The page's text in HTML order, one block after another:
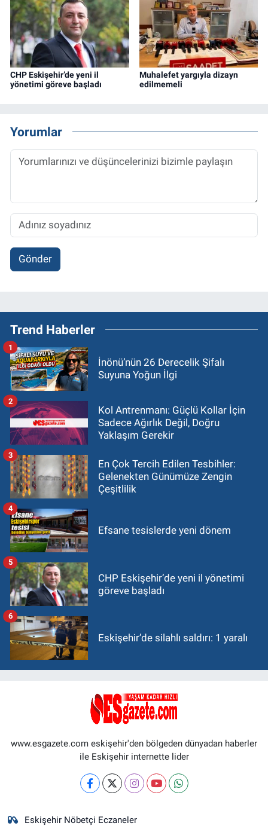
CHP Eskişehir’de yeni il
yönetimi göreve başladı
Muhalefet yargıyla dizayn
edilmemeli
Yorumlar
Gönder
Trend Haberler
İnönü’nün 26 Derecelik Şifalı
Suyuna Yoğun İlgi
1
Kol Antrenmanı: Güçlü Kollar İçin
Sadece Ağırlık Değil, Doğru
Yaklaşım Gerekir
2
En Çok Tercih Edilen Tesbihler:
Gelenekten Günümüze Zengin
Çeşitlilik
3
Efsane tesislerde yeni dönem
4
CHP Eskişehir’de yeni il yönetimi
göreve başladı
5
Eskişehir’de silahlı saldırı: 1 yaralı
6
www.esgazete.com eskişehir'den bölgeden dünyadan haberler
ile Eskişehir internette lider
Eskişehir Nöbetçi Eczaneler